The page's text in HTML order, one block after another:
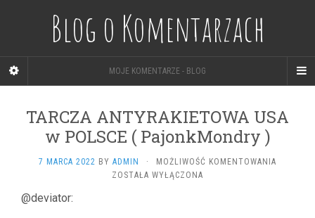
Blog o Komentarzach
MOJE KOMENTARZE - BLOG
TARCZA ANTYRAKIETOWA USA
w POLSCE ( PajonkMondry )
7 MARCA 2022 BY ADMIN · MOŻLIWOŚĆ KOMENTOWANIA
ZOSTAŁA WYŁĄCZONA
@deviator: